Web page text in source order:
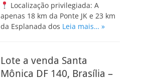
Localização privilegiada: A
apenas 18 km da Ponte JK e 23 km
da Esplanada dos Leia mais… »
Lote a venda Santa
Mônica DF 140, Brasília –